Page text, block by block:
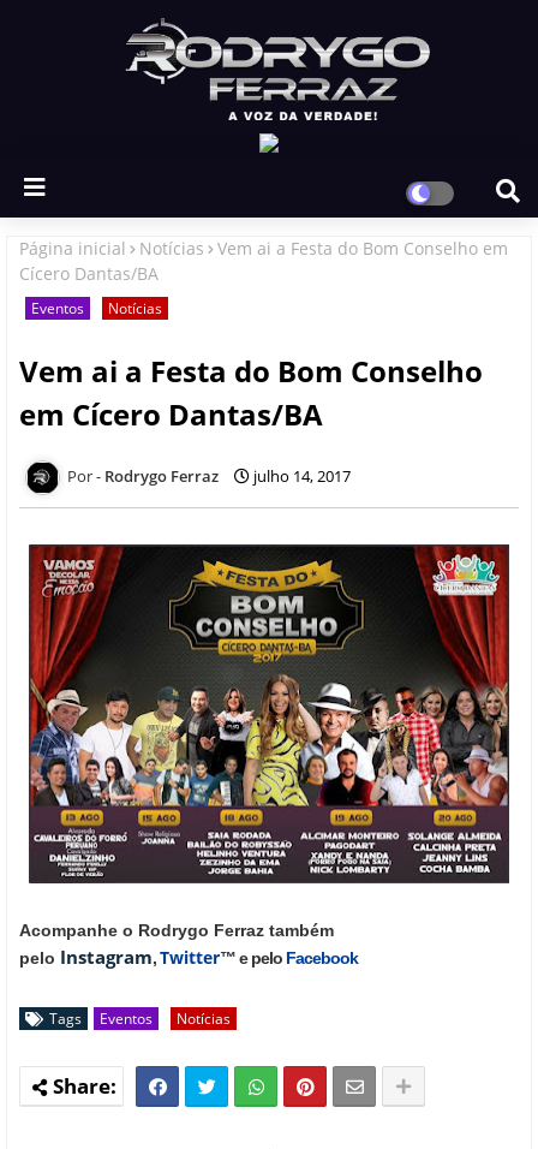
Página inicial Notícias
Vem ai a Festa do Bom Conselho em
Cícero Dantas/BA
Eventos Notícias
Vem ai a Festa do Bom Conselho
em Cícero Dantas/BA
Rodrygo Ferraz julho 14, 2017
Acompanhe o Rodrygo Ferraz também
pelo Instagram,Twitter™ e pelo Facebook
Tags Eventos Notícias